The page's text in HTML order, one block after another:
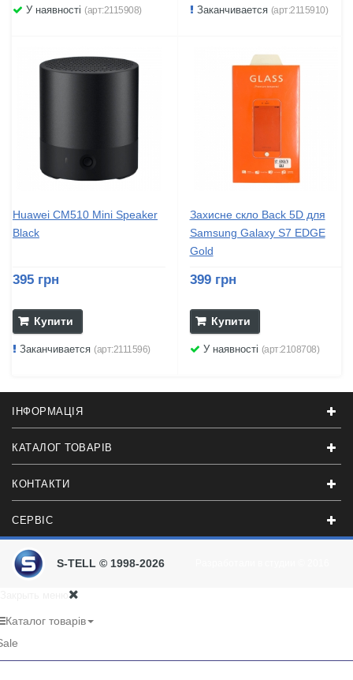
У наявності (арт:2115908) Заканчивается (арт:2115910)
Huawei CM510 Mini Speaker
Black
395 грн
Купити
Заканчивается (арт:2111596)
Захисне скло Back 5D для
Samsung Galaxy S7 EDGE
Gold
399 грн
Купити
У наявності (арт:2108708)
ІНФОРМАЦІЯ
КАТАЛОГ ТОВАРІВ
КОНТАКТИ
СЕРВІС
S-TELL © 1998-2026
Каталог товарів